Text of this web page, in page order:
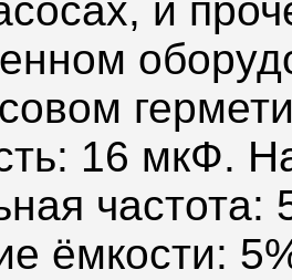
и
16 мкФ.
частота:
ёмкости: